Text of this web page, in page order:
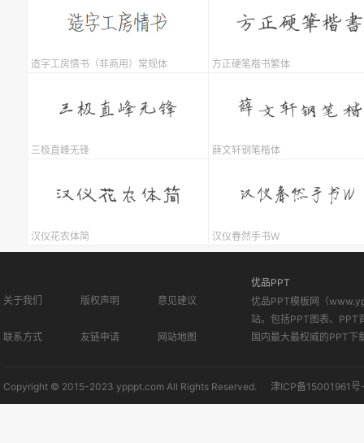
造字工房情书（非商用）常规体 方正硬笔楷书繁体
三极直峰无锋 薛文轩钢笔楷体
汉仪花农体简 汉仪春然手书W
关于我们 版权声明 意见建议
联系方式 友链申请 网站地图
优品PPT
优品PPT模板网（
站。包括PPT图表、PPT
国内最大最权威的PPT下
Copyright © 2015-2023 ypppt.com All Rights Reserved. 津ICP备15001961号